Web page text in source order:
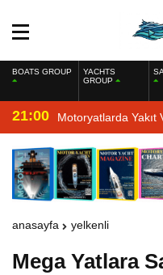
BOATS GROUP
YACHTS
GROUP
21:00 Motoryatlarda Yakıt
Motor Bakımı
anasayfa yelkenli
Mega Yatlara